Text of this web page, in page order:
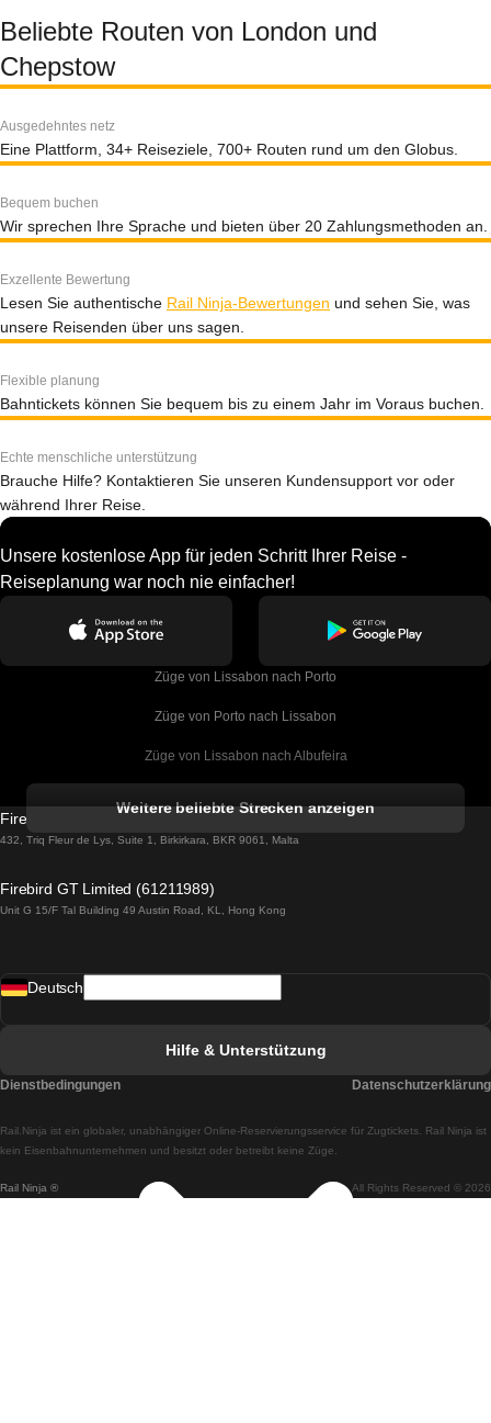
Beliebte Routen von London und
Chepstow
Ausgedehntes netz
Eine Plattform, 34+ Reiseziele, 700+ Routen rund um den Globus.
Bequem buchen
Wir sprechen Ihre Sprache und bieten über 20 Zahlungsmethoden an.
Exzellente Bewertung
Lesen Sie authentische Rail Ninja-Bewertungen und sehen Sie, was
unsere Reisenden über uns sagen.
Flexible planung
Bahntickets können Sie bequem bis zu einem Jahr im Voraus buchen.
Echte menschliche unterstützung
Brauche Hilfe? Kontaktieren Sie unseren Kundensupport vor oder
während Ihrer Reise.
Unsere kostenlose App für jeden Schritt Ihrer Reise -
Reiseplanung war noch nie einfacher!
Züge von Lissabon nach Porto
Züge von Porto nach Lissabon
Züge von Lissabon nach Albufeira
Züge von Lissabon nach Lagos
Züge von Lissabon nach Madrid
Züge von Lissabon nach Braga
Züge von Braga nach Lissabon
Weitere beliebte Strecken anzeigen
Firebird GT Limited (OC 1451)
432, Triq Fleur de Lys, Suite 1, Birkirkara, BKR 9061, Malta
Firebird GT Limited (61211989)
Unit G 15/F Tal Building 49 Austin Road, KL, Hong Kong
Rail Ninja ® All Rights Reserved © 2026
Rail.Ninja ist ein globaler, unabhängiger Online-Reservierungsservice für Zugtickets. Rail Ninja ist
kein Eisenbahnunternehmen und besitzt oder betreibt keine Züge.
Deutsch
Hilfe & Unterstützung
Dienstbedingungen Datenschutzerklärung